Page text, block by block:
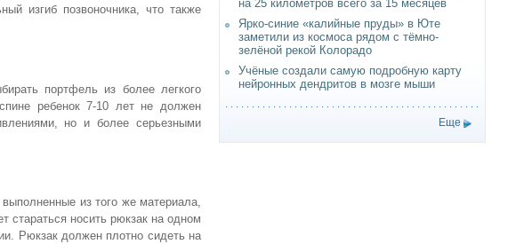
изгиб позвоночника, что также
портфель из более легкого
ребенок 7-10 лет не должен
но и более серьезными
из того же материала,
стараться носить рюкзак на одном
Рюкзак должен плотно сидеть на
на 25 километров всего за 15 месяцев
Ярко-синие «калийные пруды» в Юте
заметили из космоса рядом с тёмно-
зелёной рекой Колорадо
Учёные создали самую подробную карту
нейронных дендритов в мозге мыши
Еще